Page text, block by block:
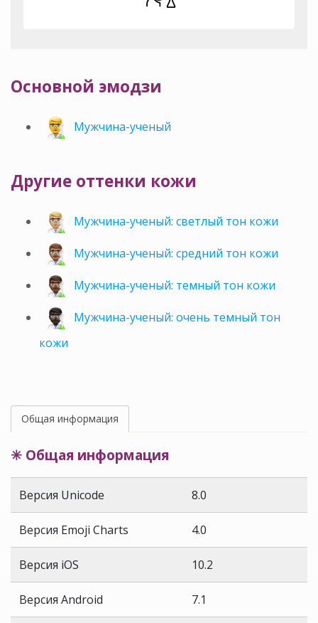
Основной эмодзи
Мужчина-ученый
Другие оттенки кожи
Мужчина-ученый: светлый тон кожи
Мужчина-ученый: средний тон кожи
Мужчина-ученый: темный тон кожи
Мужчина-ученый: очень темный тон
кожи
Общая информация
✳ Общая информация
Версия Unicode 8.0
Версия Emoji Charts 4.0
Версия iOS 10.2
Версия Android 7.1